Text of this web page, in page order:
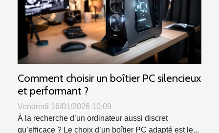
Comment choisir un boîtier PC silencieux
et performant ?
Vendredi 16/01/2026 10:09
À la recherche d’un ordinateur aussi discret
qu’efficace ? Le choix d’un boîtier PC adapté est le...